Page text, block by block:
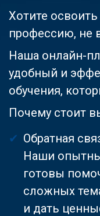
Хотите
профессию, не
Наша онлайн-
удобный и
обучения,
Почему стоит
Обратная
Наши
готовы
сложных
и дать